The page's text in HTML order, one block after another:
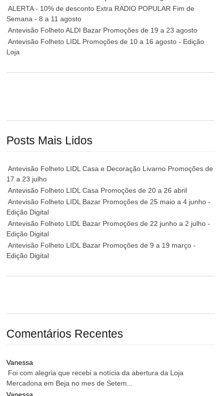
ALERTA - 10% de desconto Extra RADIO POPULAR Fim de
Semana - 8 a 11 agosto
Antevisão Folheto ALDI Bazar Promoções de 19 a 23 agosto
Antevisão Folheto LIDL Promoções de 10 a 16 agosto - Edição
Loja
Posts Mais Lidos
Antevisão Folheto LIDL Casa e Decoração Livarno Promoções de
17 a 23 julho
Antevisão Folheto LIDL Casa Promoções de 20 a 26 abril
Antevisão Folheto LIDL Bazar Promoções de 25 maio a 4 junho -
Edição Digital
Antevisão Folheto LIDL Bazar Promoções de 22 junho a 2 julho -
Edição Digital
Antevisão Folheto LIDL Bazar Promoções de 9 a 19 março -
Edição Digital
Comentários Recentes
Vanessa
Foi com alegria que recebi a notícia da abertura da Loja
Mercadona em Beja no mes de Setem...